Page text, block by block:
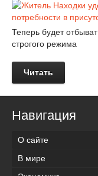
Теперь будет
строгого режима
Читать
Навигация
О сайте
В мире